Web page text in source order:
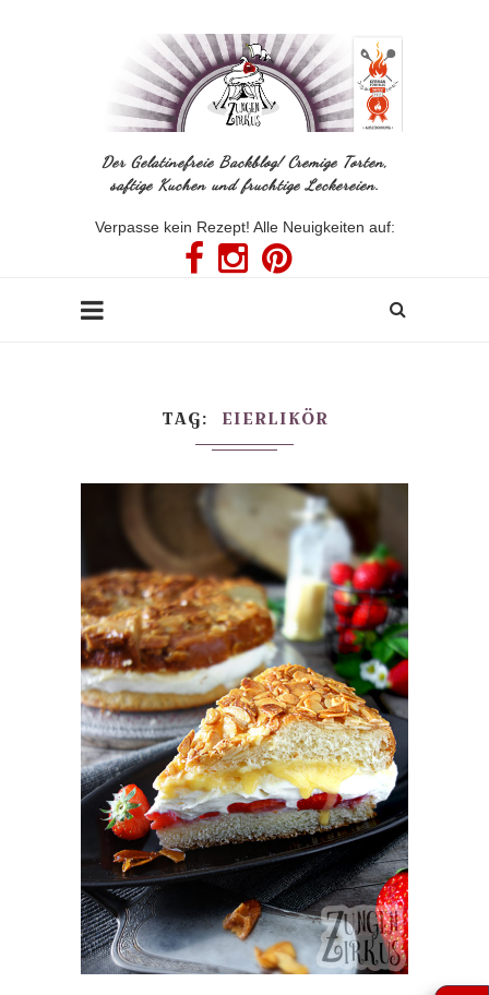
Der Gelatinefreie Backblog! Cremige Torten,
saftige Kuchen und fruchtige Leckereien.
Verpasse kein Rezept! Alle Neuigkeiten auf:
TAG EIERLIKÖR